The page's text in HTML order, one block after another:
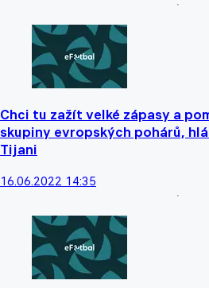
Chci tu zažít velké zápasy a
skupiny evropských pohárů,
Tijani
16.06.2022 14:35